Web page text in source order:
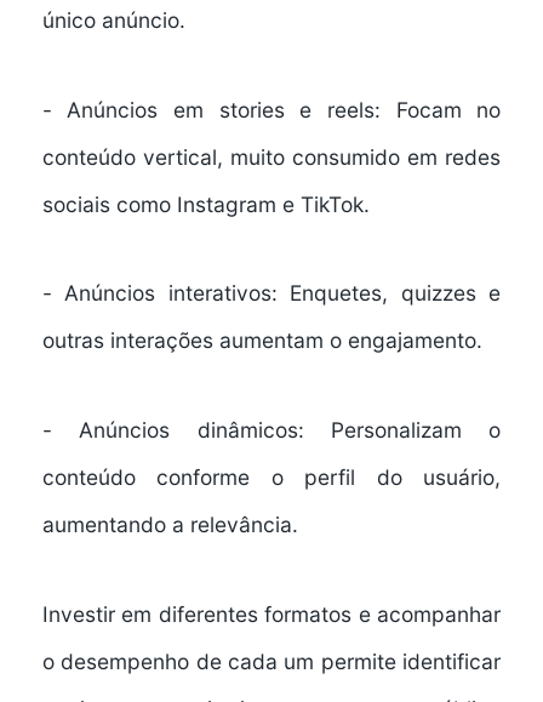
único anúncio.
- Anúncios em stories e reels: Focam no
conteúdo vertical, muito consumido em redes
sociais como Instagram e TikTok.
-Anúncios interativos: Enquetes, quizzes e
outras interações aumentam o engajamento.
- Anúncios dinâmicos: Personalizam o
conteúdo conforme o perfil do usuário,
aumentando a relevância.
Investir em diferentes formatos e acompanhar
o desempenho de cada um permite identificar